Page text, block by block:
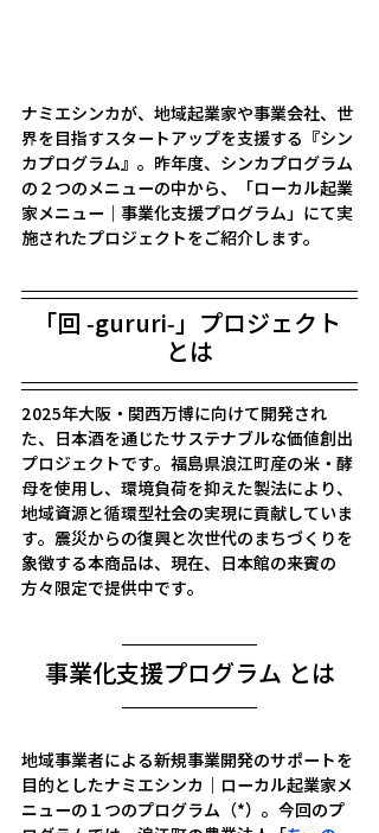
ナミエシンカが、地域起業家や事業会社、世
界を目指すスタートアップを支援する『シン
カプログラム』。昨年度、シンカプログラム
の２つのメニューの中から、「ローカル起業
家メニュー｜事業化支援プログラム」にて実
施されたプロジェクトをご紹介します。
「回 -gururi-」プロジェクト
とは
2025年大阪・関西万博に向けて開発され
た、日本酒を通じたサステナブルな価値創出
プロジェクトです。福島県浪江町産の米・酵
母を使用し、環境負荷を抑えた製法により、
地域資源と循環型社会の実現に貢献していま
す。震災からの復興と次世代のまちづくりを
象徴する本商品は、現在、日本館の来賓の
方々限定で提供中です。
事業化支援プログラム とは
地域事業者による新規事業開発のサポートを
目的としたナミエシンカ｜ローカル起業家メ
ニューの１つのプログラム（*）。今回のプ